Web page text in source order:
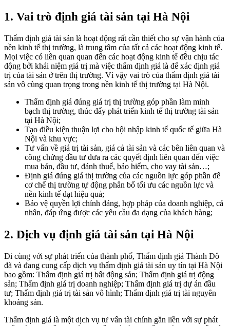
1. Vai trò định giá tài sản tại Hà Nội
Thẩm định giá tài sản là hoạt động rất cần thiết cho sự vận hành của
nền kinh tế thị trường, là trung tâm của tất cả các hoạt động kinh tế.
Mọi việc có liên quan quan đến các hoạt động kinh tế đều chịu tác
động bởi khái niệm giá trị mà việc thẩm định giá là để xác định giá
trị của tài sản ở trên thị trường. Vì vậy vai trò của thẩm định giá tài
sản vô cùng quan trọng trong nền kinh tế thị trường tại Hà Nội.
Thẩm định giá đúng giá trị thị trường góp phần làm minh
bạch thị trường, thúc đẩy phát triển kinh tế thị trường tài sản
tại Hà Nội;
Tạo điều kiện thuận lợi cho hội nhập kinh tế quốc tế giữa Hà
Nội và khu vực;
Tư vấn về giá trị tài sản, giá cả tài sản và các bên liên quan và
công chứng đầu tư đưa ra các quyết định liên quan đến việc
mua bán, đầu tư, đánh thuế, bảo hiểm, cho vay tài sản…;
Định giá đúng giá thị trường của các nguồn lực góp phần để
cơ chế thị trường tự động phân bổ tối ưu các nguồn lực và
nền kinh tế đạt hiệu quả;
Bảo vệ quyền lợi chính đáng, hợp pháp của doanh nghiệp, cá
nhân, đáp ứng được các yêu cầu đa dạng của khách hàng;
2. Dịch vụ định giá tài sản tại Hà Nội
Đi cùng với sự phát triển của thành phố, Thẩm định giá Thành Đô
đã và đang cung cấp dịch vụ thẩm định giá tài sản uy tín tại Hà Nội
bao gồm: Thẩm định giá trị bất động sản; Thẩm định giá trị động
sản; Thẩm định giá trị doanh nghiệp; Thẩm định giá trị dự án đầu
tư; Thẩm định giá trị tài sản vô hình; Thẩm định giá trị tài nguyên
khoáng sản.
Thẩm định giá là một dịch vụ tư vấn tài chính gắn liền với sự phát